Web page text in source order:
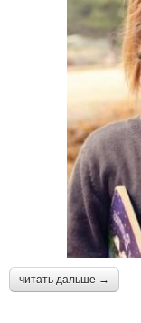
читать дальше →